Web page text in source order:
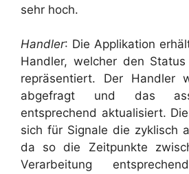
sehr hoch.
Handler: Die Applikation
Handler, welcher den
repräsentiert. Der Handler
abgefragt und das
entsprechend aktualisiert.
sich für Signale die zyklisch
da so die Zeitpunkte
Verarbeitung